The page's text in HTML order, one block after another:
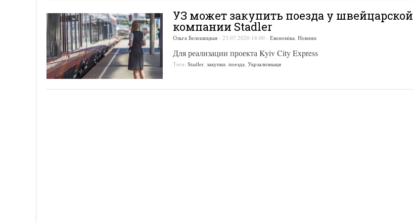
УЗ может закупить поезда у швейцарской
компании Stadler
Ольга Белошицкая - 23.07.2020 14:00 - Економіка, Новини
Для реализации проекта Kyiv City Express
Теги: Stadler, закупки, поезда, Укрзализныця